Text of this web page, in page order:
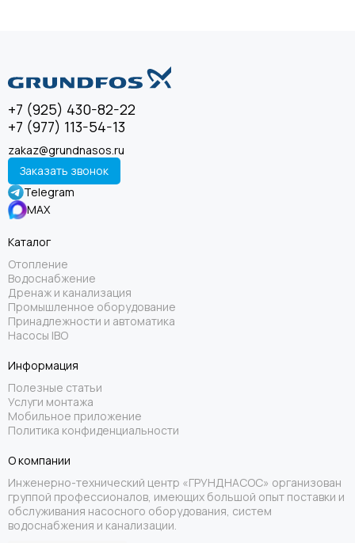
+7 (925) 430-82-22
+7 (977) 113-54-13
zakaz@grundnasos.ru
Заказать звонок
Telegram
MAX
Каталог
Отопление
Водоснабжение
Дренаж и канализация
Промышленное оборудование
Принадлежности и автоматика
Насосы IBO
Информация
Полезные статьи
Услуги монтажа
Мобильное приложение
Политика конфиденциальности
О компании
Инженерно-технический центр «ГРУНДНАСОС» организован
группой профессионалов, имеющих большой опыт поставки и
обслуживания насосного оборудования, систем
водоснабжения и канализации.